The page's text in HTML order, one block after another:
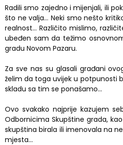
Radili smo zajedno i mijenjali, ili
što ne valja… Neki smo nešto
realnost… Različito mislimo,
ubeđen sam da težimo
gradu Novom Pazaru.
Za sve nas su glasali građani
želim da toga uvijek u potpunosti
skladu sa tim se ponašamo…
Ovo svakako najprije kazujem
Odbornicima Skupštine grada,
skupština birala ili imenovala na
mjesta…